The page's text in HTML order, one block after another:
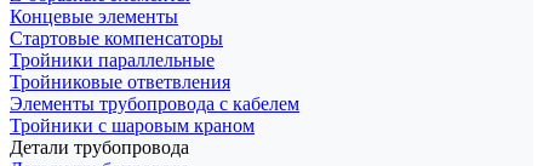
Концевые элементы
Стартовые компенсаторы
Тройники параллельные
Тройниковые ответвления
Элементы трубопровода с кабелем
Тройники с шаровым краном
Детали трубопровода